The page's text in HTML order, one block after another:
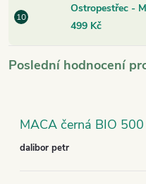
Ostropestřec -
499 Kč
Poslední hodnocení
MACA černá BIO
dalibor petr